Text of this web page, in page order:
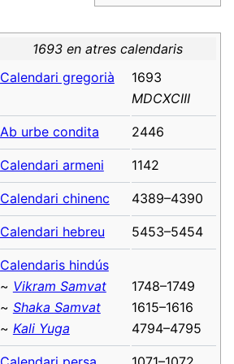
1693 en atres calendaris
Calendari gregorià
1693
MDCXCIII
Ab urbe condita 2446
Calendari armeni 1142
Calendari chinenc 4389–4390
Calendari hebreu 5453–5454
Calendaris hindús
~ Vikram Samvat
~ Shaka Samvat
~ Kali Yuga
1748–1749
1615–1616
4794–4795